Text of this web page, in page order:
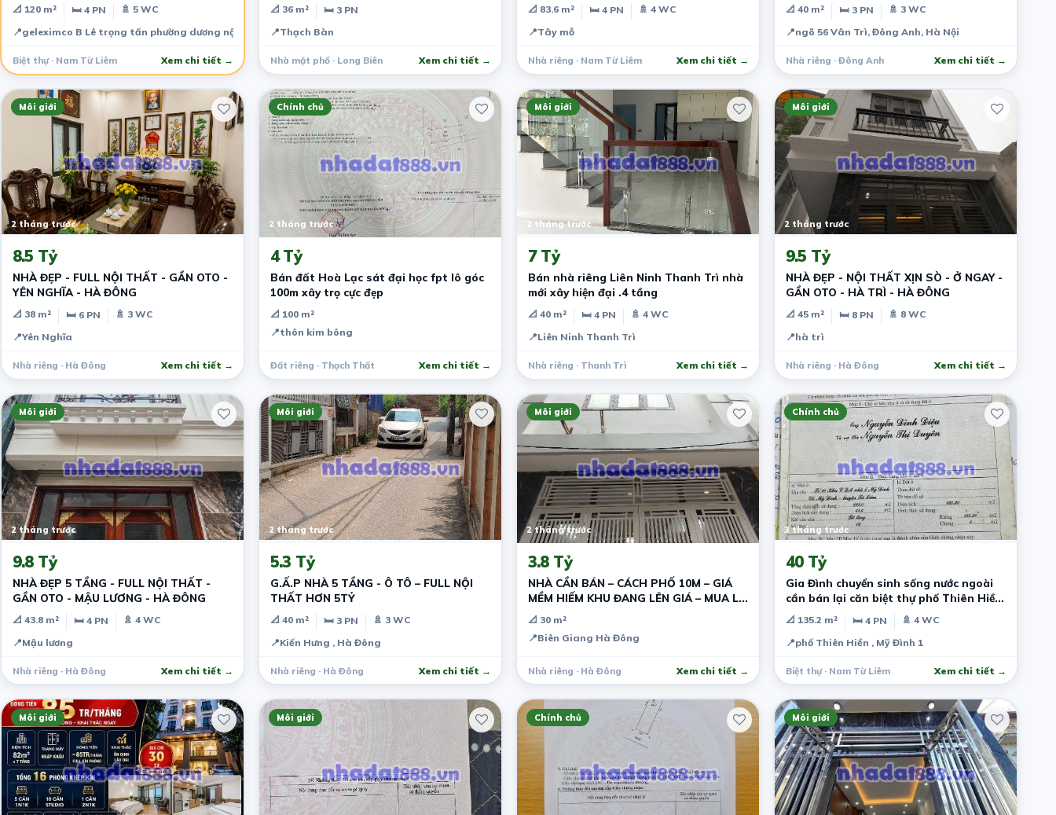
📐 120 m² 🛏 4 PN
🚿 5 WC
📍geleximco B Lê trọng tấn phường dương nội quận hà đông hà nội
Biệt thự · Nam Từ Liêm Xem chi tiết →
📐 36 m²
🛏 3 PN
📍Thạch Bàn
Nhà mặt phố · Long Biên Xem chi tiết →
📐 83.6 m² 🛏 4 PN
🚿 4 WC
📍Tây mỗ
Nhà riêng · Nam Từ Liêm Xem chi tiết →
📐 40 m² 🛏 3 PN
🚿 3 WC
📍ngõ 56 Vân Trì, Đông Anh, Hà Nội
Nhà riêng · Đông Anh Xem chi tiết →
Môi giới
2 tháng trước
8.5 Tỷ
NHÀ ĐẸP - FULL NỘI THẤT - GẦN OTO -
YÊN NGHĨA - HÀ ĐÔNG
📐 38 m² 🛏 6 PN
🚿 3 WC
📍Yên Nghĩa
Nhà riêng · Hà Đông Xem chi tiết →
Chính chủ
2 tháng trước
4 Tỷ
Bán đất Hoà Lạc sát đại học fpt lô góc
100m xây trọ cực đẹp
📐 100 m²
📍thôn kim bông
Đất riêng · Thạch Thất Xem chi tiết →
Môi giới
2 tháng trước
7 Tỷ
Bán nhà riêng Liên Ninh Thanh Trì nhà
mới xây hiện đại .4 tầng
📐 40 m² 🛏 4 PN
🚿 4 WC
📍Liên Ninh Thanh Trì
Nhà riêng · Thanh Trì Xem chi tiết →
Môi giới
2 tháng trước
9.5 Tỷ
NHÀ ĐẸP - NỘI THẤT XỊN SÒ - Ở NGAY -
GẦN OTO - HÀ TRÌ - HÀ ĐÔNG
📐 45 m² 🛏 8 PN
🚿 8 WC
📍hà trì
Nhà riêng · Hà Đông Xem chi tiết →
Môi giới
2 tháng trước
9.8 Tỷ
NHÀ ĐẸP 5 TẦNG - FULL NỘI THẤT -
GẦN OTO - MẬU LƯƠNG - HÀ ĐÔNG
📐 43.8 m² 🛏 4 PN
🚿 4 WC
📍Mậu lương
Nhà riêng · Hà Đông Xem chi tiết →
Môi giới
2 tháng trước
5.3 Tỷ
G.Ấ.P NHÀ 5 TẦNG - Ô TÔ – FULL NỘI
THẤT HƠN 5TỶ
📐 40 m² 🛏 3 PN
🚿 3 WC
📍Kiến Hưng , Hà Đông
Nhà riêng · Hà Đông Xem chi tiết →
Môi giới
2 tháng trước
3.8 Tỷ
NHÀ CẦN BÁN – CÁCH PHỐ 10M – GIÁ
MỀM HIẾM KHU ĐANG LÊN GIÁ – MUA LÀ
GIỮ TIỀN
📐 30 m²
📍Biên Giang Hà Đông
Nhà riêng · Hà Đông Xem chi tiết →
Chính chủ
3 tháng trước
40 Tỷ
Gia Đình chuyển sinh sống nước ngoài
cần bán lại căn biệt thự phố Thiên Hiền
MĐ
📐 135.2 m² 🛏 4 PN
🚿 4 WC
📍phố Thiên Hiền , Mỹ Đình 1
Biệt thự · Nam Từ Liêm Xem chi tiết →
Môi giới Môi giới Chính chủ Môi giới